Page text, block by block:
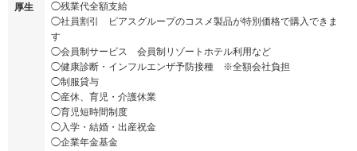
厚生
◯残業代全額支給
◯社員割引 ピアスグループのコスメ製品が特別価格で購入できま
す
◯会員制サービス 会員制リゾートホテル利用など
◯健康診断・インフルエンザ予防接種 ※全額会社負担
◯制服貸与
◯産休、育児・介護休業
◯育児短時間制度
◯入学・結婚・出産祝金
◯企業年金基金